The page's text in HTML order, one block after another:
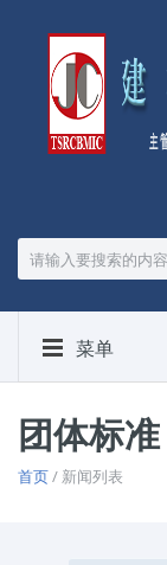
菜单
团体标准
首页/ 新闻列表